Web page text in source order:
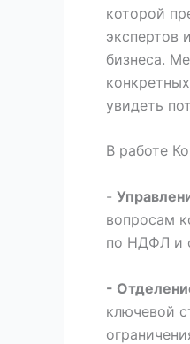
которой
экспертов
бизнеса.
увидеть
В работе
-
вопросам
по НДФЛ и
-
ключевой